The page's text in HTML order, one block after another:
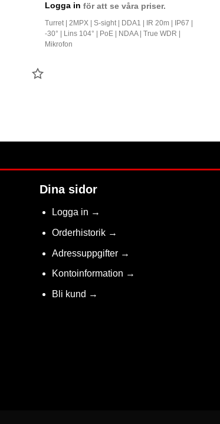
Logga in för att se våra priser.
Turret | 2MPX | S-sight | DDA1 | IR 20m | IP67 |
-30° | Lins 104° | PoE | NDAA | True WDR |
Mikrofon
Dina sidor
Logga in →
Orderhistorik →
Adressuppgifter →
Kontoinformation →
Bli kund →